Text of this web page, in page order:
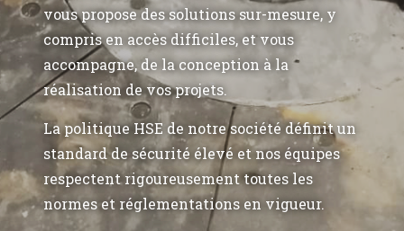
vous propose des solutions sur-mesure, y
compris en accès difficiles, et vous
accompagne, de la conception à la
réalisation de vos projets.
La politique HSE de notre société définit un
standard de sécurité élevé et nos équipes
respectent rigoureusement toutes les
normes et réglementations en vigueur.